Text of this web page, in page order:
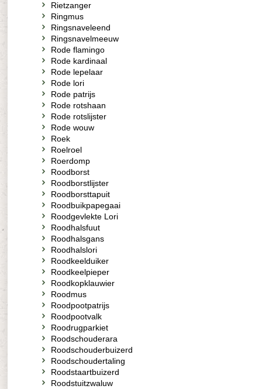
Rietzanger
Ringmus
Ringsnaveleend
Ringsnavelmeeuw
Rode flamingo
Rode kardinaal
Rode lepelaar
Rode lori
Rode patrijs
Rode rotshaan
Rode rotslijster
Rode wouw
Roek
Roelroel
Roerdomp
Roodborst
Roodborstlijster
Roodborsttapuit
Roodbuikpapegaai
Roodgevlekte Lori
Roodhalsfuut
Roodhalsgans
Roodhalslori
Roodkeelduiker
Roodkeelpieper
Roodkopklauwier
Roodmus
Roodpootpatrijs
Roodpootvalk
Roodrugparkiet
Roodschouderara
Roodschouderbuizerd
Roodschoudertaling
Roodstaartbuizerd
Roodstuitzwaluw